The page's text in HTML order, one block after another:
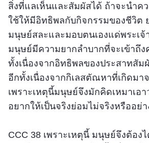
สิ่งที่แลเห็นและสัมผัสได้ ถ้าจะนำค
ใช้ให้มีอิทธิพลกับกิจกรรมของชีวิต
มนุษย์สละและมอบตนเองแด่พระเ
มนุษย์มีความยากลำบากที่จะเข้าถึง
ทั้งเนื่องจากอิทธิพลของประสาทสัม
อีกทั้งเนื่องจากกิเลสตัณหาที่เกิดมา
เพราะเหตุนี้มนุษย์จึงมักคิดเหมาเอ
อยากให้เป็นจริงย่อมไม่จริงหรืออย่
CCC 38 เพราะเหตุนี้ มนุษย์จึงต้อง